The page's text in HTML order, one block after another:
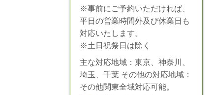
※事前にご予約いただければ、
平日の営業時間外及び休業日も
対応いたします。
※土日祝祭日は除く
主な対応地域：東京、神奈川、
埼玉、千葉 その他の対応地域：
その他関東全域対応可能。